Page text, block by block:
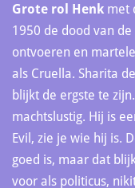
Grote rol Henk met
1950 de dood van
ontvoeren en
als Cruella. Sharita
blijkt de ergste te
machtslustig. Hij is
Evil, zie je wie hij is.
goed is, maar dat
voor als politicus,